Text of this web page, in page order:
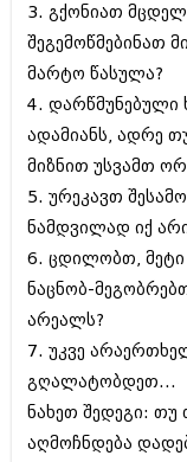
იუმორი
კალეიდოსკოპი
ჰოროსკოპი და
კრიმინალი
რომანი და
სახალისო ამბები
შოუბიზნესი
დაიჯესტი
ქალი და მამაკაცი
ისტორია
სხვადასხვა
კრიმინალი
რომანი და
სახალისო
შოუბიზნესი
დაიჯესტი
ქალი და
ისტორია
სხვადასხვა
ანონსი
არქივი
3. გქონიათ
შეგემოწმებინათ
მარტო წასულა?
4. დარწმუნებული
ადამიანს, ადრე
მიზნით უსვამთ
5. ურეკავთ
ნამდვილად იქ
6. ცდილობთ,
ნაცნობ-
არეალს?
7. უკვე
გღალატობდეთ...
ნახეთ შედეგი: თუ
აღმოჩნდება